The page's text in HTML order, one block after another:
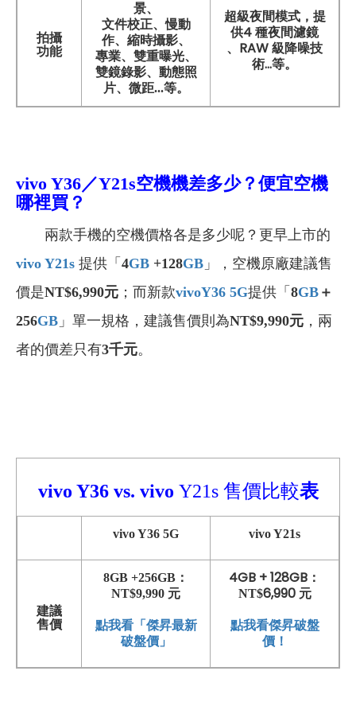
拍攝
功能
景、
文件校正、慢動
作、縮時攝影、
專業、雙重曝光、
雙鏡錄影、動態照
片、微距...等。
超級夜間模式，提
供4 種夜間濾鏡
、RAW 級降噪技
術...等。
vivo Y36／Y21s空機機差多少？便宜空機
哪裡買？
兩款手機的空機價格各是多少呢？更早上市的
vivo Y21s 提供「 4GB +128GB 」，空機原廠建議售
價是NT$6,990元 ；而新款vivoY36 5G提供「 8GB ＋
256GB 」單一規格，建議售價則為NT$9,990元 ，兩
者的價差只有3千元。
vivo Y36 vs. vivo Y21s 售價比較表
vivo Y36 5G vivo Y21s
建議
售價
8GB +256GB：
NT$9,990 元
點我看「傑昇最新
破盤價」
4GB + 128GB：
NT$6,990 元
點我看傑昇破盤
價！